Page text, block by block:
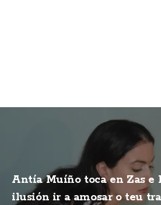
Antía Muíño toca en Zas e
ilusión ir a amosar o teu